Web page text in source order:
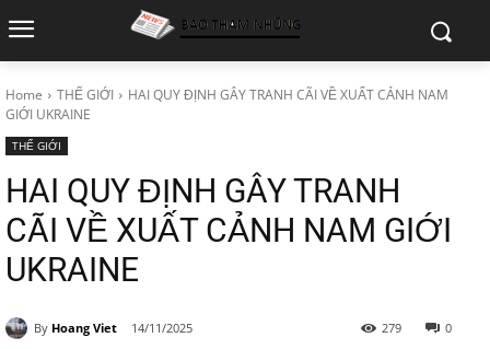
Home THẾ GIỚI
HAI QUY ĐỊNH GÂY TRANH CÃI VỀ XUẤT CẢNH NAM
GIỚI UKRAINE
THẾ GIỚI
HAI QUY ĐỊNH GÂY TRANH
CÃI VỀ XUẤT CẢNH NAM GIỚI
UKRAINE
By Hoang Viet 14/11/2025 0
279